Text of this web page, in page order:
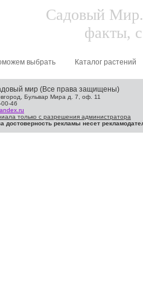
Садовый Мир.
факты,
выбрать Каталог растений
мир (Все права защищены)
Бульвар Мира д. 7, оф. 11
46
только с разрешения администратора
достоверность рекламы несет